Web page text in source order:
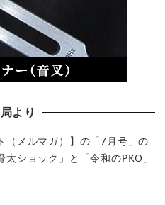
より
（メルマガ）】の「7月号」の
太ショック」と「令和のPKO」